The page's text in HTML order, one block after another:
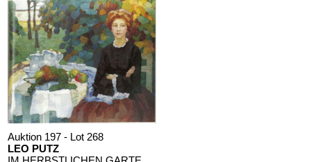
Auktion 197 - Lot 268
LEO PUTZ